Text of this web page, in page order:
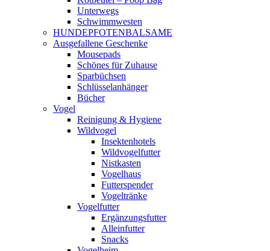
Unterwegs
Schwimmwesten
HUNDEPFOTENBALSAME
Ausgefallene Geschenke
Mousepads
Schönes für Zuhause
Sparbüchsen
Schlüsselanhänger
Bücher
Vogel
Reinigung & Hygiene
Wildvogel
Insektenhotels
Wildvogelfutter
Nistkasten
Vogelhaus
Futterspender
Vogeltränke
Vogelfutter
Ergänzungsfutter
Alleinfutter
Snacks